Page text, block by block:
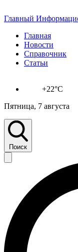
Главный
Главная
Новости
Справочник
Статьи
+22°C
Пятница, 7 августа
Поиск